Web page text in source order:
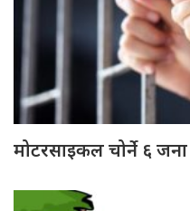
मोटरसाइकल चोर्ने ६ जना